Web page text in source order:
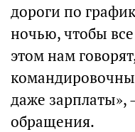
дороги по
ночью, чтобы
этом нам
даже зарплаты»,
обращения.